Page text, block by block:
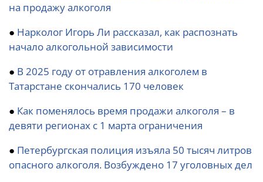
на продажу алкоголя
● Нарколог Игорь Ли рассказал, как распознать
начало алкогольной зависимости
● В 2025 году от отравления алкоголем в
Татарстане скончались 170 человек
● Как поменялось время продажи алкоголя – в
девяти регионах с 1 марта ограничения
● Петербургская полиция изъяла 50 тысяч литров
опасного алкоголя. Возбуждено 17 уголовных дел